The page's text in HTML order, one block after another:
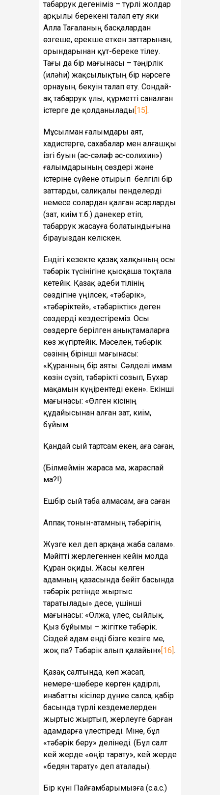
табаррук дегеніміз – түрлі жолдар
арқылы берекені талап ету яки
Алла Тағаланың басқалардан
өзгеше, ерекше еткен заттарынан,
орындарынан құт-береке тілеу.
Тағы да бір мағынасы – тәңірлік
(иләһи) жақсылықтың бір нәрсеге
орнауын, бекуін талап ету. Сондай-
ақ табаррук ұлы, құрметті саналған
істерге де қолданылады[15].
Мұсылман ғалымдары аят,
хадистерге, сахабалар мен алғашқы
ізгі буын (әс-сәләф әс-солихин»)
ғалымдарының сөздері және
істеріне сүйене отырып белгілі бір
заттарды, салиқалы пенделерді
немесе солардан қалған әсарларды
(зат, киім т.б.) дәнекер етіп,
табаррук жасауға болатындығына
бірауыздан келіскен.
Ендігі кезекте қазақ халқының осы
тәбәрік түсінігіне қысқаша тоқтала
кетейік. Қазақ әдеби тілінің
сөздігіне үңілсек, «тәбәрік»,
«тәбәріктей», «тәбәріктік» деген
сөздерді кездестіреміз. Осы
сөздерге берілген анықтамаларға
көз жүгіртейік. Мәселен, тәбәрік
сөзінің бірінші мағынасы:
«Құранның бір аяты. Сәлделі имам
көзін сүзіп, тәбәрікті созып, Бұхар
мақамын күңірентеді екен». Екінші
мағынасы: «Өлген кісінің
құдайысынан алған зат, киім,
бұйым.
Қандай сый тартсам екен, аға саған,
(Білмеймін жараса ма, жараспай
ма?!)
Ешбір сый таба алмасам, аға саған
Аппақ тонын-атамның тәбәрігін,
Жүзге кел деп арқаңа жаба салам».
Мәйітті жерлегеннен кейін молда
Құран оқиды. Жасы келген
адамның қазасында бейіт басында
тәбәрік ретінде жыртыс
таратылады» десе, үшінші
мағынасы: «Олжа, үлес, сыйлық.
Қыз бұйымы – жігітке тәбәрік.
Сіздей адам енді бізге кезіге ме,
жоқ па? Тәбәрік алып қалайын»[16].
Қазақ салтында, көп жасап,
немере-шөбере көрген қадірлі,
инабатты кісілер дүние салса, қабір
басында түрлі кездемелерден
жыртыс жыртып, жерлеуге барған
адамдарға үлестіреді. Міне, бұл
«тәбәрік беру» делінеді. (Бұл салт
кей жерде «өңір тарату», кей жерде
«бедян тарату» деп аталады).
Бір күні Пайғамбарымызға (с.а.с.)